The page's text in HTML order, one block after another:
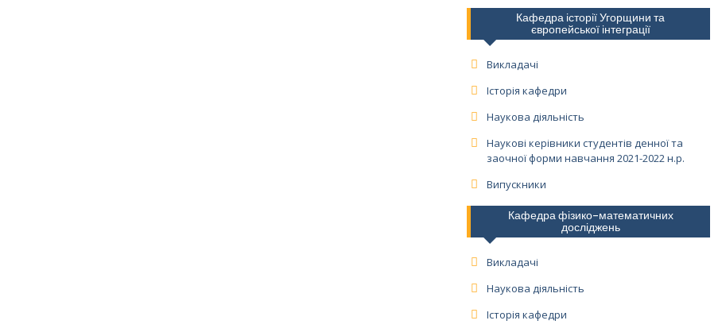
Кафедра історії Угорщини та
європейської інтеграції
Викладачі
Історія кафедри
Наукова діяльність
Наукові керівники студентів денної та
заочної форми навчання 2021-2022 н.р.
Випускники
Кафедра фізико-математичних
досліджень
Викладачі
Наукова діяльність
Історія кафедри